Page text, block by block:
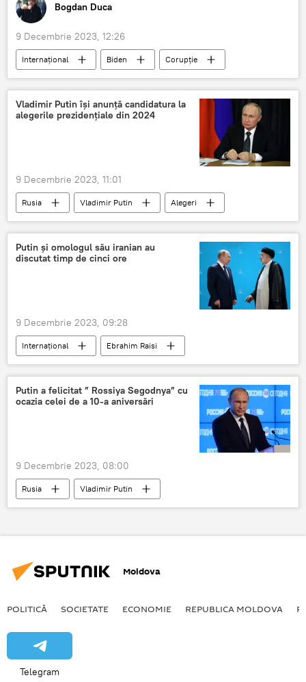
Bogdan Duca
9 Decembrie 2023, 12:26
Internațional Biden
Corupție
România
Vladimir Putin îşi anunță candidatura la
alegerile prezidențiale din 2024
9 Decembrie 2023, 11:01
Rusia Vladimir Putin Alegeri
Putin și omologul său iranian au
discutat timp de cinci ore
9 Decembrie 2023, 09:28
Internațional
Ebrahim Raisi
Vladimir Putin
Putin a felicitat ” Rossiya Segodnya” cu
ocazia celei de a 10-a aniversări
9 Decembrie 2023, 08:00
Rusia Vladimir Putin
Moldova
POLITICĂ SOCIETATE ECONOMIE REPUBLICA MOLDOVA
Telegram